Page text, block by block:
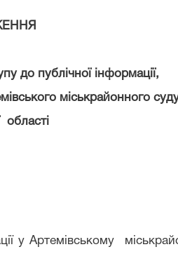
до публічної інформації,
міськрайонного
області
уАртемівському